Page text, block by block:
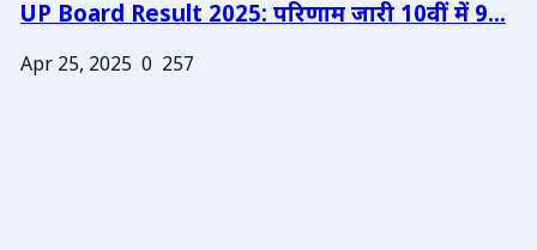
UP Board Result 2025: परिणाम जारी 10वीं में 9...
Apr 25, 2025 0 257